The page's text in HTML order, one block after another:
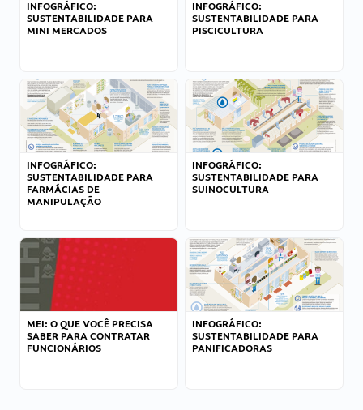
INFOGRÁFICO:
SUSTENTABILIDADE PARA
MINI MERCADOS
INFOGRÁFICO:
SUSTENTABILIDADE PARA
PISCICULTURA
INFOGRÁFICO:
SUSTENTABILIDADE PARA
FARMÁCIAS DE
MANIPULAÇÃO
INFOGRÁFICO:
SUSTENTABILIDADE PARA
SUINOCULTURA
MEI: O QUE VOCÊ PRECISA
SABER PARA CONTRATAR
FUNCIONÁRIOS
INFOGRÁFICO:
SUSTENTABILIDADE PARA
PANIFICADORAS